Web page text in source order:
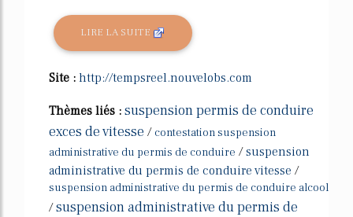
LIRE LA SUITE
Site : http://tempsreel.nouvelobs.com
Thèmes liés : suspension permis de conduire
exces de vitesse / contestation suspension
administrative du permis de conduire /suspension
administrative du permis de conduire vitesse /
suspension administrative du permis de conduire alcool
/suspension administrative du permis de